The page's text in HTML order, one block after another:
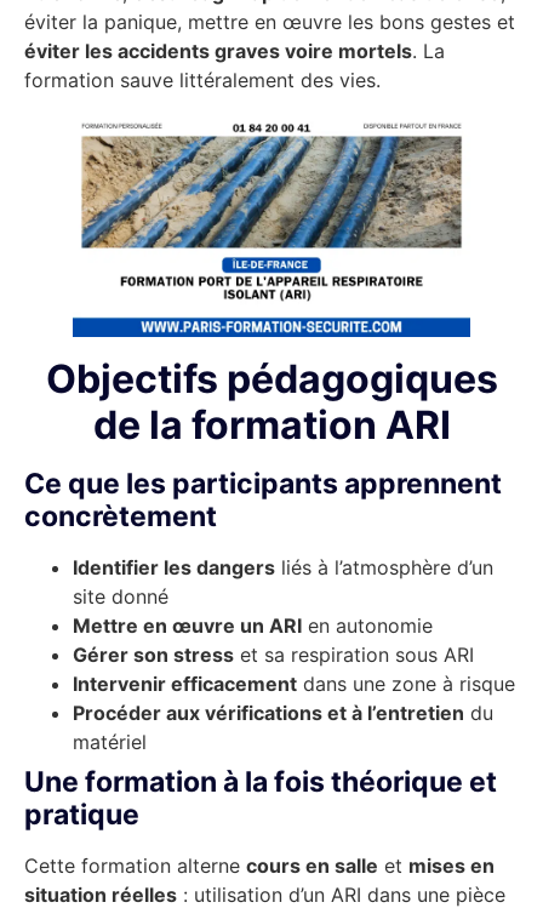
éviter la panique, mettre en œuvre les bons gestes et
éviter les accidents graves voire mortels. La
formation sauve littéralement des vies.
Objectifs pédagogiques
de la formation ARI
Ce que les participants apprennent
concrètement
Identifier les dangers liés à l’atmosphère d’un
site donné
Mettre en œuvre un ARI en autonomie
Gérer son stress et sa respiration sous ARI
Intervenir efficacement dans une zone à risque
Procéder aux vérifications et à l’entretien du
matériel
Une formation à la fois théorique et
pratique
Cette formation alterne cours en salle et mises en
situation réelles : utilisation d’un ARI dans une pièce